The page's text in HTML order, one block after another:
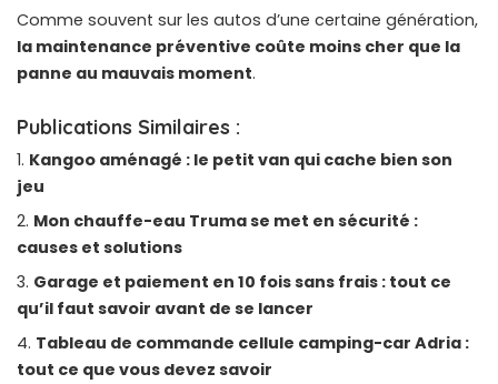
Comme souvent sur les autos d’une certaine génération,
la maintenance préventive coûte moins cher que la
panne au mauvais moment.
Publications Similaires :
Kangoo aménagé : le petit van qui cache bien son
jeu
Mon chauffe-eau Truma se met en sécurité :
causes et solutions
Garage et paiement en 10 fois sans frais : tout ce
qu’il faut savoir avant de se lancer
Tableau de commande cellule camping-car Adria :
tout ce que vous devez savoir